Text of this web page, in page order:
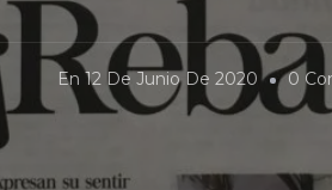
En 12 De Junio De 2020 0